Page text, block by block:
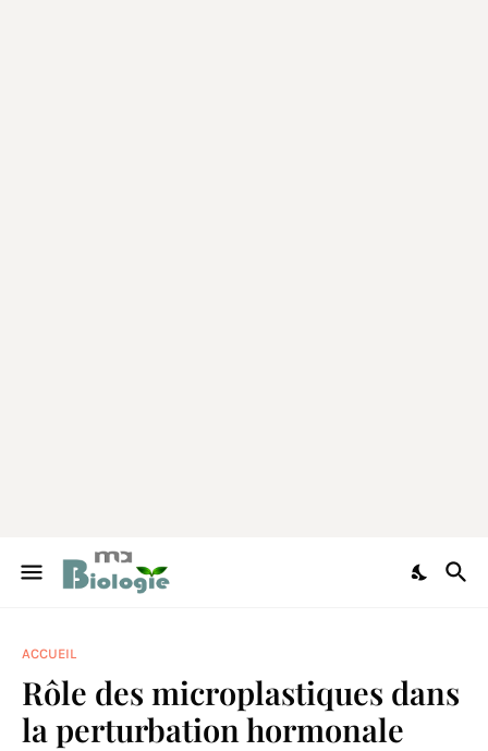
ACCUEIL
Rôle des microplastiques dans
la perturbation hormonale